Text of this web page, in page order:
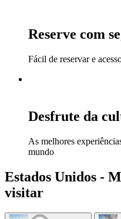
Reserve com
Fácil de reservar e
Desfrute da
As melhores
mundo
Estados Unidos -
visitar